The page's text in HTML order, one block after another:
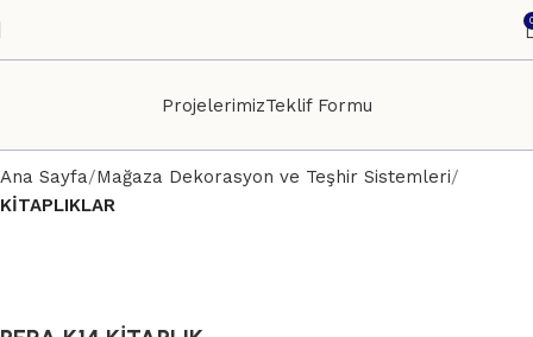
ProjelerimizTeklif Formu
Ana Sayfa Mağaza Dekorasyon ve Teşhir Sistemleri
KİTAPLIKLAR